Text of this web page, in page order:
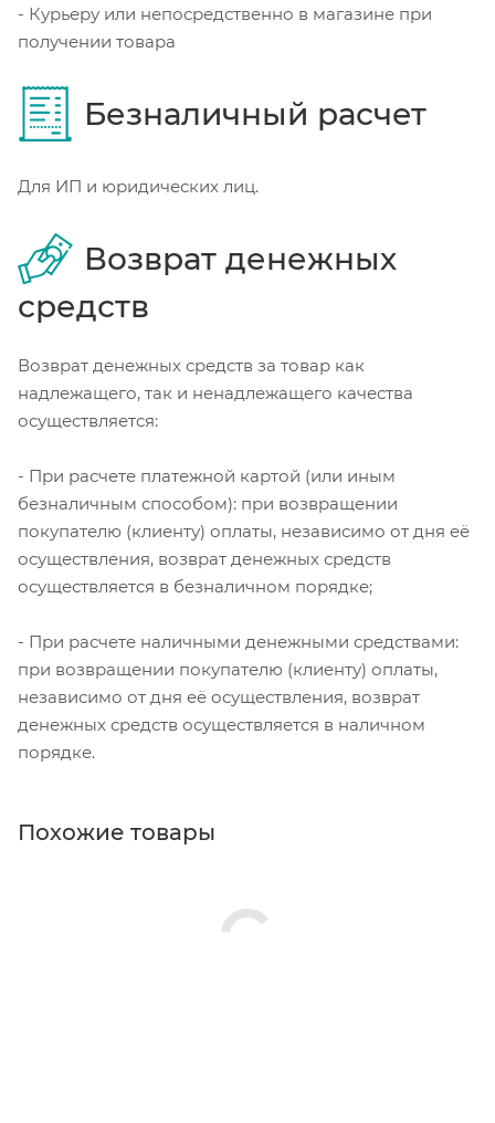
- Курьеру или непосредственно в магазине при
получении товара
Безналичный расчет
Для ИП и юридических лиц.
Возврат денежных
средств
Возврат денежных средств за товар как
надлежащего, так и ненадлежащего качества
осуществляется:
- При расчете платежной картой (или иным
безналичным способом): при возвращении
покупателю (клиенту) оплаты, независимо от дня её
осуществления, возврат денежных средств
осуществляется в безналичном порядке;
- При расчете наличными денежными средствами:
при возвращении покупателю (клиенту) оплаты,
независимо от дня её осуществления, возврат
денежных средств осуществляется в наличном
порядке.
Похожие товары